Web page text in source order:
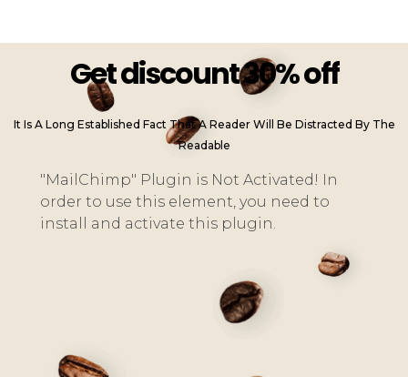
Get discount 30% off
It Is A Long Established Fact That A Reader Will Be Distracted By The
Readable
"MailChimp" Plugin is Not Activated! In
order to use this element, you need to
install and activate this plugin.